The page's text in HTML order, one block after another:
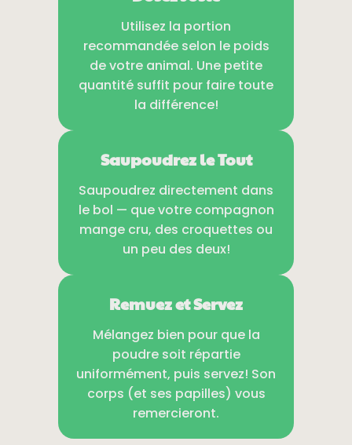
Utilisez la portion
recommandée selon le poids
de votre animal. Une petite
quantité suffit pour faire toute
la différence!
Saupoudrez le Tout
Saupoudrez directement dans
le bol — que votre compagnon
mange cru, des croquettes ou
un peu des deux!
Remuez et Servez
Mélangez bien pour que la
poudre soit répartie
uniformément, puis servez! Son
corps (et ses papilles) vous
remercieront.